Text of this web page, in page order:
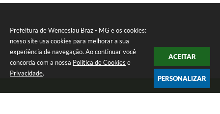
Prefeitura de Wenceslau Braz - MG e os cookies:
nosso site usa cookies para melhorar a sua
experiência de navegação. Ao continuar você
concorda com a nossa Política de Cookies e
Privacidade.
ACEITAR
PERSONALIZAR
Telefone: (35) 99971-1768